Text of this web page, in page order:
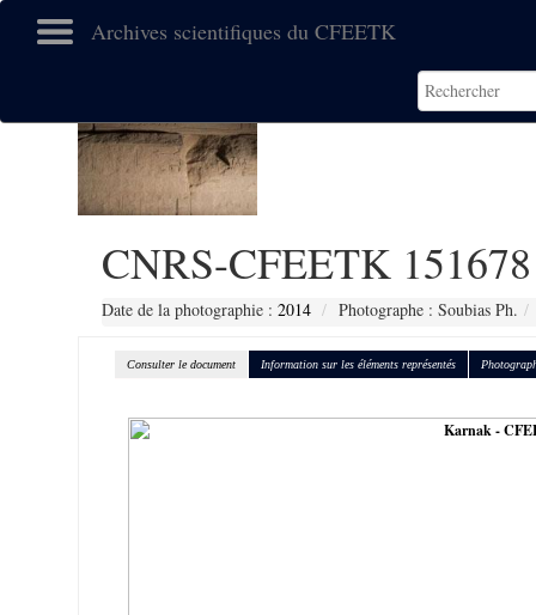
Archives scientifiques du CFEETK
CNRS-CFEETK 151678
Date de la photographie : 2014 Photographe : Soubias Ph.
Consulter le document Information sur les éléments représentés